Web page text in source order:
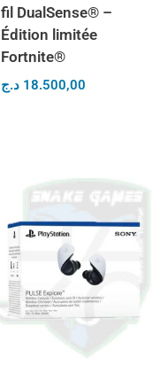
fil DualSense® –
Édition limitée
Fortnite®
18.500,00 د.ج